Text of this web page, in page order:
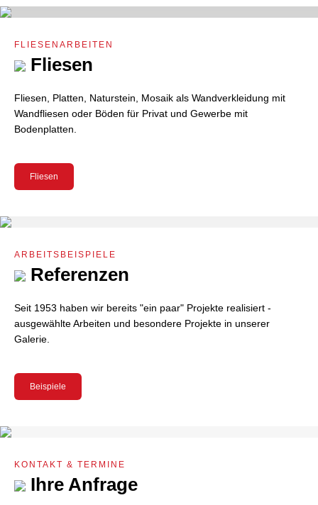
FLIESENARBEITEN
Fliesen
Fliesen, Platten, Naturstein, Mosaik als Wandverkleidung mit
Wandfliesen oder Böden für Privat und Gewerbe mit
Bodenplatten.
Fliesen
ARBEITSBEISPIELE
Referenzen
Seit 1953 haben wir bereits "ein paar" Projekte realisiert -
ausgewählte Arbeiten und besondere Projekte in unserer
Galerie.
Beispiele
KONTAKT & TERMINE
Ihre Anfrage